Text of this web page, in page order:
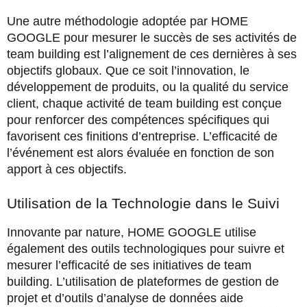
Une autre méthodologie adoptée par HOME
GOOGLE pour mesurer le succès de ses activités de
team building est l’alignement de ces dernières à ses
objectifs globaux. Que ce soit l’innovation, le
développement de produits, ou la qualité du service
client, chaque activité de team building est conçue
pour renforcer des compétences spécifiques qui
favorisent ces finitions d’entreprise. L’efficacité de
l’événement est alors évaluée en fonction de son
apport à ces objectifs.
Utilisation de la Technologie dans le Suivi
Innovante par nature, HOME GOOGLE utilise
également des outils technologiques pour suivre et
mesurer l’efficacité de ses initiatives de team
building. L’utilisation de plateformes de gestion de
projet et d’outils d’analyse de données aide